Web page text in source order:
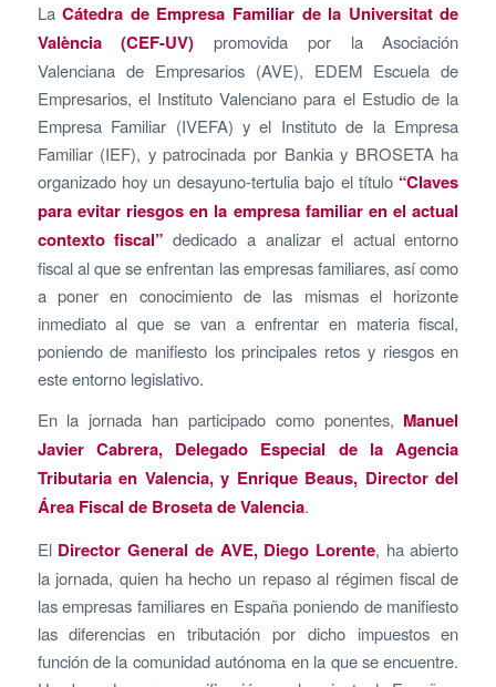
LaCátedra de Empresa Familiar de la Universitat de
València (CEF-UV) promovida por la Asociación
Valenciana de Empresarios (AVE), EDEM Escuela de
Empresarios, el Instituto Valenciano para el Estudio de la
Empresa Familiar (IVEFA) y el Instituto de la Empresa
Familiar (IEF), y patrocinada por Bankia y BROSETA ha
organizado hoy un desayuno-tertulia bajo el título “Claves
para evitar riesgos en la empresa familiar en el actual
contexto fiscal” dedicado a analizar el actual entorno
fiscal al que se enfrentan las empresas familiares, así como
a poner en conocimiento de las mismas el horizonte
inmediato al que se van a enfrentar en materia fiscal,
poniendo de manifiesto los principales retos y riesgos en
este entorno legislativo.
En la jornada han participado como ponentes, Manuel
Javier Cabrera, Delegado Especial de la Agencia
Tributaria en Valencia, y Enrique Beaus, Director del
Área Fiscal de Broseta de Valencia.
El Director General de AVE, Diego Lorente, ha abierto
la jornada, quien ha hecho un repaso al régimen fiscal de
las empresas familiares en España poniendo de manifiesto
las diferencias en tributación por dicho impuestos en
función de la comunidad autónoma en la que se encuentre.